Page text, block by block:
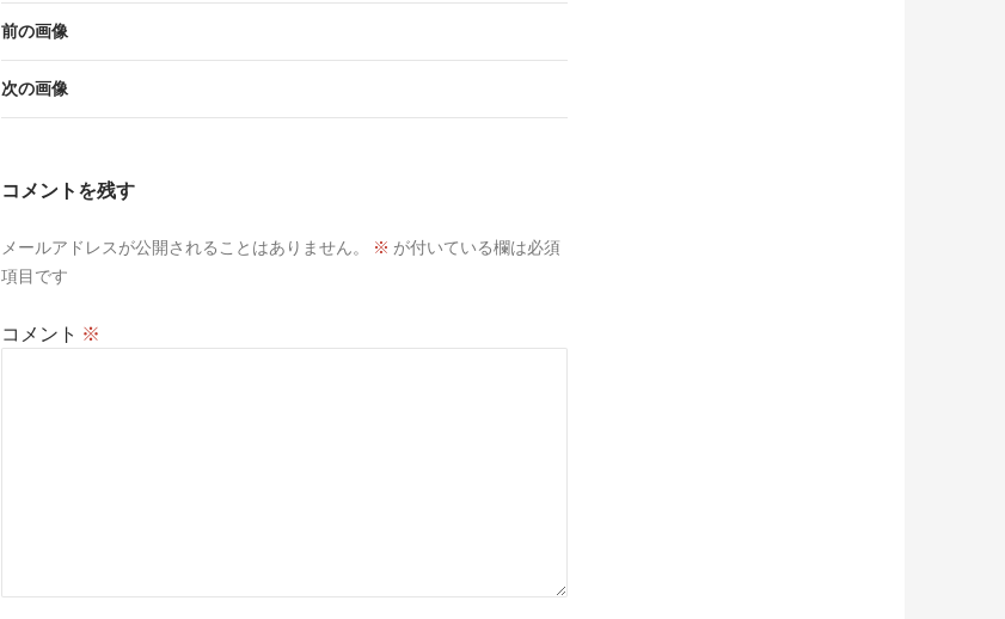
前の画像
次の画像
コメントを残す
メールアドレスが公開されることはありません。 ※ が付いている欄は必須
項目です
コメント ※